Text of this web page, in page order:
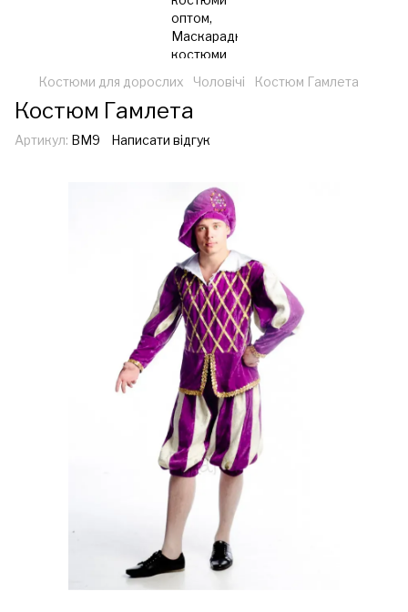
Костюми для дорослих Чоловічі Костюм Гамлета
Костюм Гамлета
Артикул: ВМ9 Написати відгук